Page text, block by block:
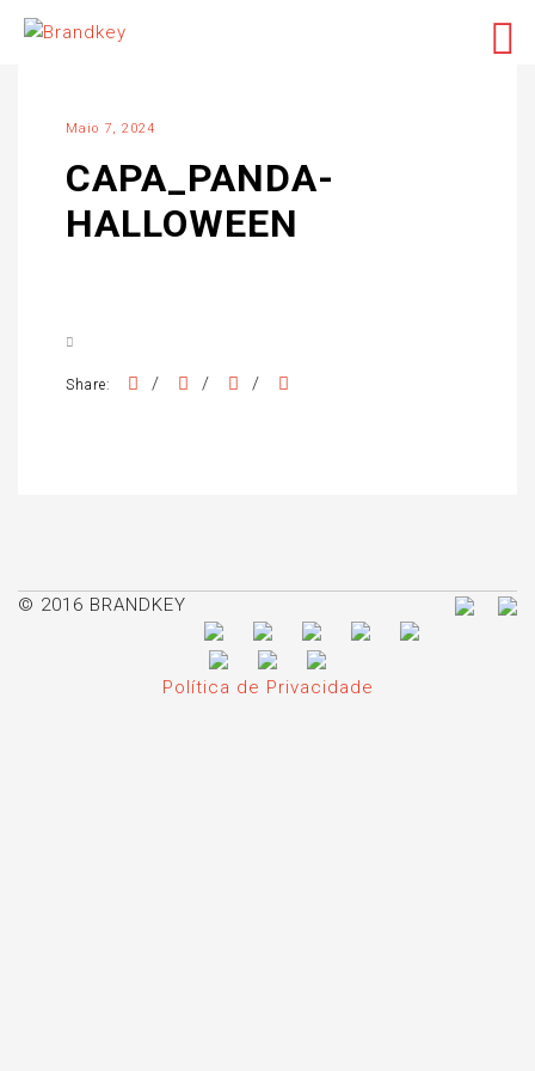
Maio 7, 2024
CAPA_PANDA-
HALLOWEEN
Share: / / /
© 2016 BRANDKEY
Política de Privacidade